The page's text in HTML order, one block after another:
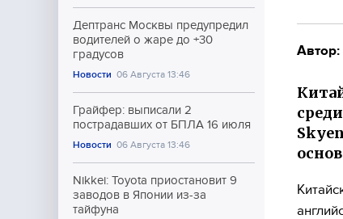
Дептранс Москвы предупредил
водителей о жаре до +30
градусов
Новости 06 Августа 13:46
Грайфер: выписали 2
пострадавших от БПЛА 16 июля
Новости 06 Августа 13:46
Nikkei: Toyota приостановит 9
заводов в Японии из-за
тайфуна
Автор: